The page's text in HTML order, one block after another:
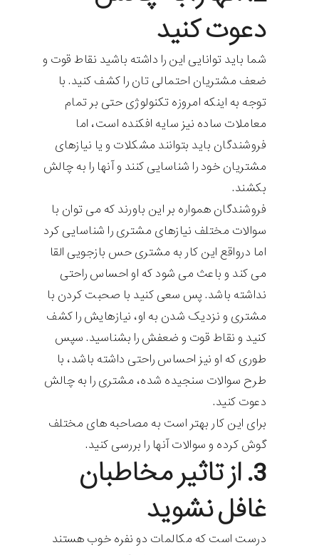
دعوت کنید
شما باید توانایی این را داشته باشید نقاط قوت و
ضعف مشتریان احتمالی تان را کشف کنید. با
توجه به اینکه امروزه تکنولوژی حتی بر تمام
معاملات ساده نیز سایه افکنده است، اما
فروشندگان باید بتوانند مشکلات و یا نیازهای
مشتریان خود را شناسایی کنند و آنها را به چالش
بکشند.
فروشندگان همواره بر این باورند که می توان با
سوالات مختلف نیازهای مشتری را شناسایی کرد
اما درواقع این کار به مشتری حس بازجویی القا
می کند و باعث می شود که او احساس راحتی
نداشته باشد. پس سعی کنید با صحبت کردن با
مشتری و نزدیک شدن به او، نیازهایش را کشف
کنید و نقاط قوت و ضعفش را بشناسید. سپس
طوری که او نیز احساس راحتی داشته باشد، با
طرح سوالات سنجیده شده، مشتری را به چالش
دعوت کنید.
برای این کار بهتر است به مصاحبه های مختلف
گوش کرده و سوالات آنها را بررسی کنید.
3. از تاثیر مخاطبان
غافل نشوید
درست است که مکالمات دو نفره خوب هستند